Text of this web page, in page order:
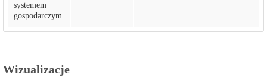
systemem
gospodarczym
Wizualizacje